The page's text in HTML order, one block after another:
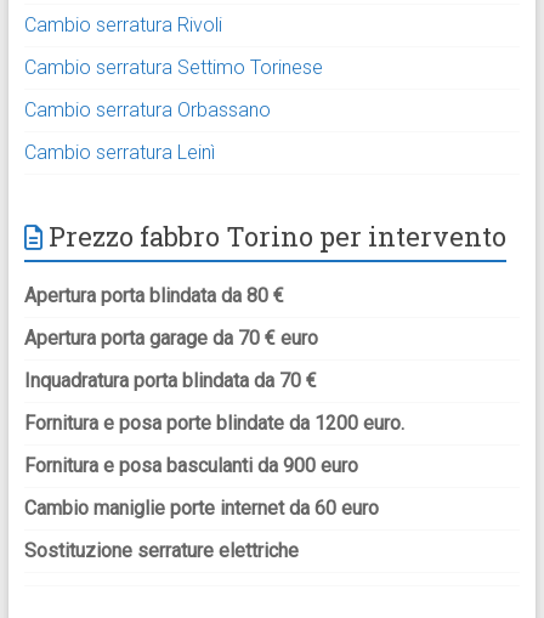
Cambio serratura Rivoli
Cambio serratura Settimo Torinese
Cambio serratura Orbassano
Cambio serratura Leinì
Prezzo fabbro Torino per intervento
Apertura porta blindata da 80 €
Apertura porta garage da 70 € euro
Inquadratura porta blindata da 70 €
Fornitura e posa porte blindate da 1200 euro.
Fornitura e posa basculanti da 900 euro
Cambio maniglie porte internet da 60 euro
Sostituzione serrature elettriche